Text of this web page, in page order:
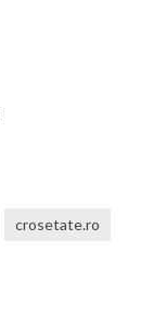
crosetate.ro